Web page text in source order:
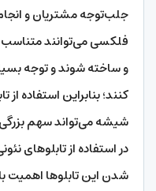
جلب‌توجه مشتریان و
فلکسی می‌توانند متناسب
و ساخته شوند و توجه
کنند؛ بنابراین استفاده
شیشه می‌تواند سهم بزرگی
در استفاده از تابلوهای
‌شدن این تابلوها اهمیت